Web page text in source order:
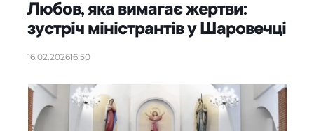
Любов, яка вимагає жертви:
зустріч міністрантів у Шаровечці
16.02.202616:50